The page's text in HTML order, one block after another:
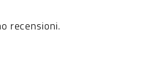
recensioni.